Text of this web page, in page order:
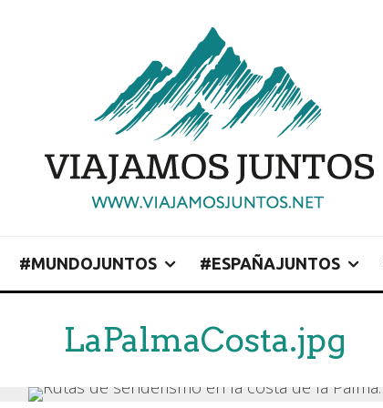
#MUNDOJUNTOS #ESPAÑAJUNTOS
LaPalmaCosta.jpg